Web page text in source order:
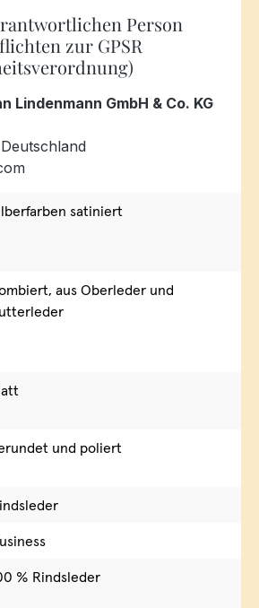
Person
zur GPSR
Lindenmann GmbH & Co. KG
satiniert
aus Oberleder und
und poliert
% Rindsleder